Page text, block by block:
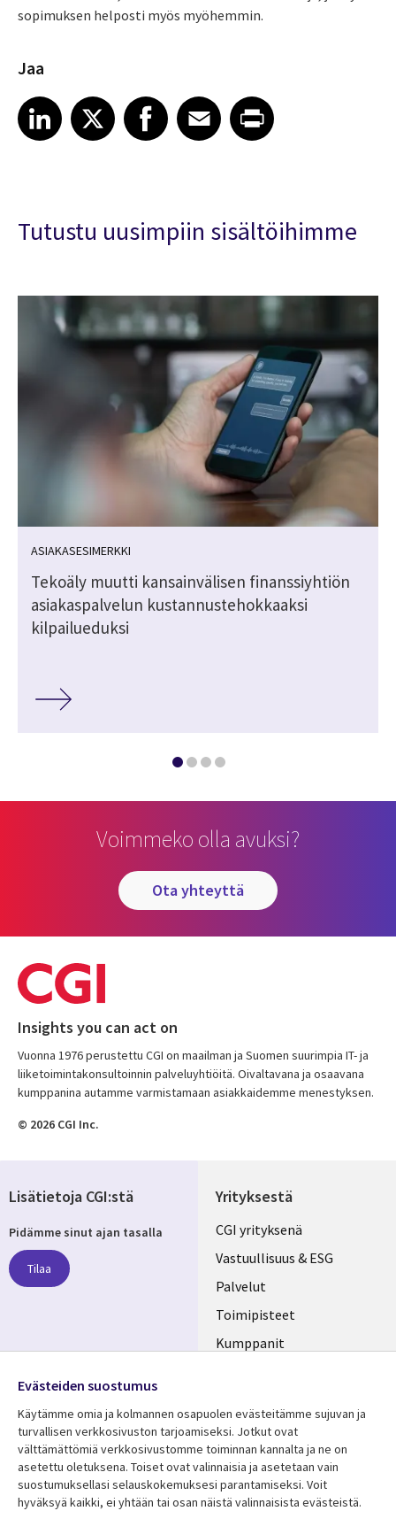
sopimuksen helposti myös myöhemmin.
Jaa
Share article on LinkedIn
LinkedIn
Share article on XShare article on Facebook
Facebook
Share article on Email
EmailShare article on Print
Tutustu uusimpiin sisältöihimme
ASIAKASESIMERKKI
Tekoäly muutti kansainvälisen finanssiyhtiön
asiakaspalvelun kustannustehokkaaksi
kilpailueduksi
Voimmeko olla avuksi?
ota yhteyttä
Insights you can act on
Vuonna 1976 perustettu CGI on maailman ja Suomen suurimpia IT- ja
liiketoimintakonsultoinnin palveluyhtiöitä. Oivaltavana ja osaavana
kumppanina autamme varmistamaan asiakkaidemme menestyksen.
© 2026 CGI Inc.
Yrityksestä
Useful
links
FINLAND
CGI yrityksenä
Vastuullisuus & ESG
Palvelut
Toimipisteet
Kumppanit
Resurssikeskus
Library
Asiakastarinat
Lisätietoa
Legal
Tietosuoja
Lisätietoja CGI:stä
Pidämme sinut ajan tasalla
Tilaa
Media
FINLAND
Evästeiden suostumus
Käytämme omia ja kolmannen osapuolen evästeitämme sujuvan ja
turvallisen verkkosivuston tarjoamiseksi. Jotkut ovat
välttämättömiä verkkosivustomme toiminnan kannalta ja ne on
asetettu oletuksena. Toiset ovat valinnaisia ​​ja asetetaan vain
suostumuksellasi selauskokemuksesi parantamiseksi. Voit
hyväksyä kaikki, ei yhtään tai osan näistä valinnaisista evästeistä.